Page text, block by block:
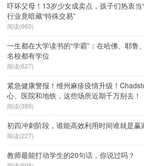
吓坏父母！13岁少女成卖点，孩子们热衷当
行业竟暗藏“特殊交易”
阅读(960)
一生都在大学读书的“学霸”：在哈佛、耶鲁
名校都有学位
阅读(627)
紧急健康警报！维州麻疹疫情升级！
心、医院和地铁，这些场所近期千万别去！
阅读(389)
初四冲刺阶段，谁能高效利用时间谁就是赢
阅读(227)
教师最能打动学生的20句话，你说过吗？